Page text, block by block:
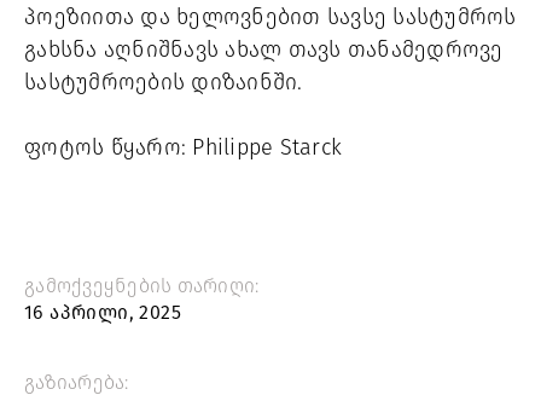
პოეზიითა და ხელოვნებით სავსე სასტუმროს
გახსნა აღნიშნავს ახალ თავს თანამედროვე
სასტუმროების დიზაინში.
ფოტოს წყარო: Philippe Starck
გამოქვეყნების თარიღი:
16 აპრილი, 2025
გაზიარება: